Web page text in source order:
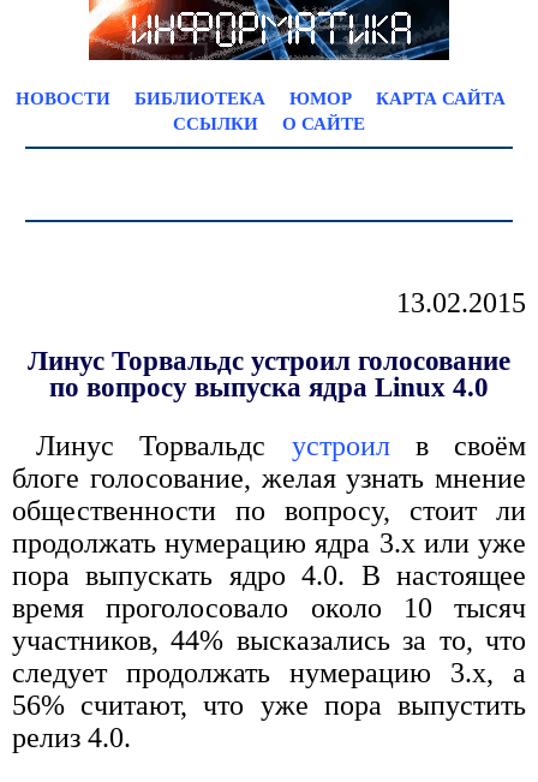
НОВОСТИ БИБЛИОТЕКА ЮМОР
КАРТА САЙТА
ССЫЛКИ
О САЙТЕ
13.02.2015
Линус Торвальдс устроил голосование
по вопросу выпуска ядра Linux 4.0
Линус Торвальдс устроилв своём
блоге голосование, желая узнать мнение
общественности по вопросу, стоит ли
продолжать нумерацию ядра 3.x или уже
пора выпускать ядро 4.0. В настоящее
время проголосовало около 10 тысяч
участников, 44% высказались за то, что
следует продолжать нумерацию 3.x, а
56% считают, что уже пора выпустить
релиз 4.0.